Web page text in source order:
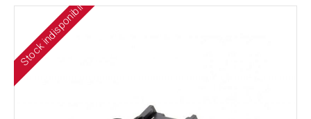
Stock indisponibil